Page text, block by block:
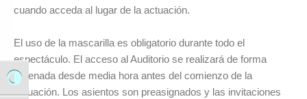
Alternar alto contraste
cuando acceda al lugar de la actuación.
El uso de la mascarilla es obligatorio durante todo el
espectáculo. El acceso al Auditorio se realizará de forma
ordenada desde media hora antes del comienzo de la
actuación. Los asientos son preasignados y las invitaciones